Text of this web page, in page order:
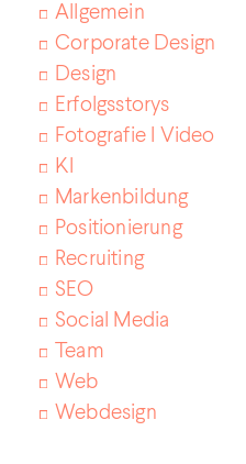
Allgemein
Corporate Design
Design
Erfolgsstorys
Fotografie I Video
KI
Markenbildung
Positionierung
Recruiting
SEO
Social Media
Team
Web
Webdesign